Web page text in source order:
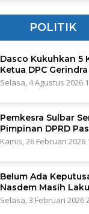
POLITIK
Dasco Kukuhkan 5
Ketua DPC
Selasa, 4 Agustus 2026
Pemkesra Sulbar
Pimpinan DPRD
Kamis, 26 Februari 2026
Belum Ada
Nasdem Masih
Selasa, 3 Februari 2026